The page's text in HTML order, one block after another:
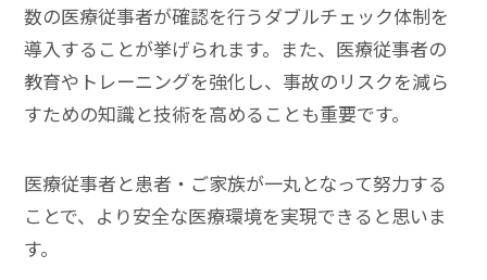
数の医療従事者が確認を行うダブルチェック体制を
導入することが挙げられます。また、医療従事者の
教育やトレーニングを強化し、事故のリスクを減ら
すための知識と技術を高めることも重要です。
医療従事者と患者・ご家族が一丸となって努力する
ことで、より安全な医療環境を実現できると思いま
す。